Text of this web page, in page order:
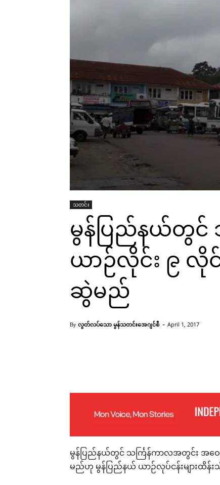
မော်လမြိုင်အဝေးပြေးကားဝင်း(Facebook)
သတင်း
မွန်ပြည်နယ်တွင်
ယာဉ်လိုင်း ၉ လို
ဆွဲမည်
By လွတ်လပ်သော မွန်သတင်းအေဂျင်စီ - April 1, 2017
မွန်ပြည်နယ်တွင် သင်္ကြန်ကာလအတွင်း အဝေ
မည်ဟု မွန်ပြည်နယ် ယာဉ်လုပ်ငန်းများထိန်